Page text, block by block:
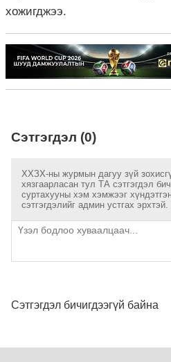
хожигджээ.
Сэтгэгдэл (0)
ХХЗХ-ны журмын дагуу зүй
хязгаарласан тул ТА сэтгэгдэл
суртахууны хэм хэмжээг
сэтгэгдэлийг админ устгах эрхтэй.
Сэтгэгдэл бичигдээгүй байна